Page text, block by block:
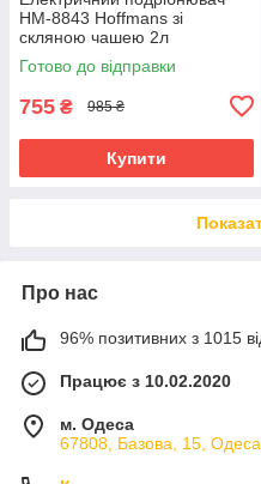
НМ-8843 Hoffmans зі
скляною чашею 2л
універсальний чоппер
1200Вт Білий
Готово до відправки
755 ₴ 985 ₴
Купити
Про нас
96% позитивних з 1015
Працює з 10.02.2020
м. Одеса
67808, Базова, 15,